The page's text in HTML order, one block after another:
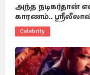
அந்த நடிகர்தான்
காரணம்..
Celebrity